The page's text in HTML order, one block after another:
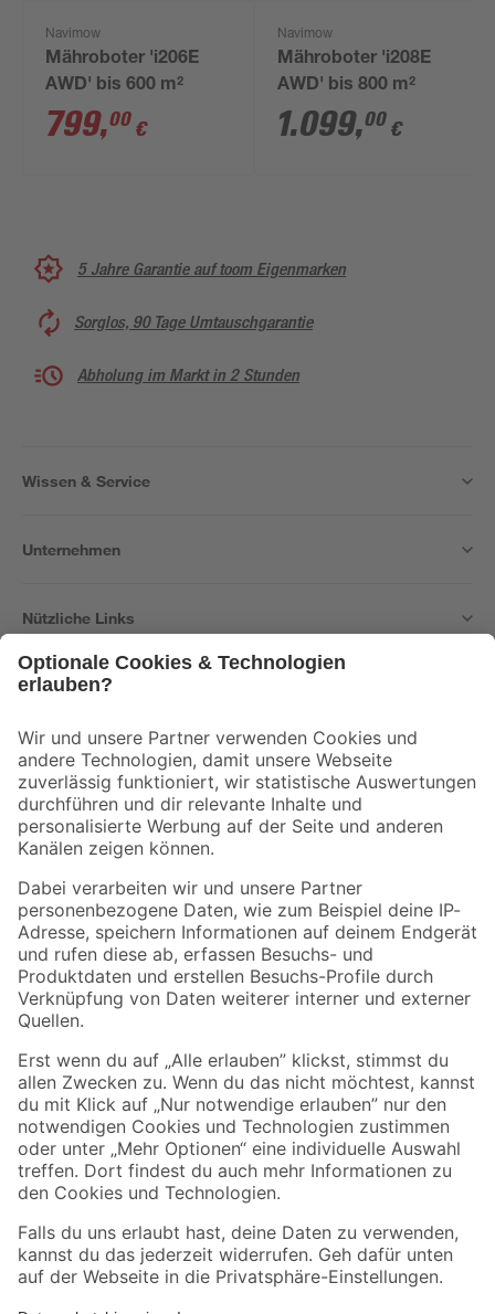
Navimow
Mähroboter 'i206E
AWD' bis 600 m²
799,00 €
Navimow
Mähroboter 'i208E
AWD' bis 800 m²
1.099,00 €
5 Jahre Garantie auf toom Eigenmarken
Sorglos, 90 Tage Umtauschgarantie
Abholung im Markt in 2 Stunden
Wissen & Service
Unternehmen
Nützliche Links
Der toom Newsletter: Keine Angebote und Aktionen mehr verpassen!
Zur Newsletter Anmeldung
Folge uns
Zahlungsarten Versandarten
Sicher einkaufen
Jetzt die toom-App herunterladen
Alle Preisangaben in EUR inkl. gesetzl. MwSt.. Die dargestellten Angebote sind unter
Umständen nicht in allen Märkten verfügbar. Die angegebenen Verfügbarkeiten beziehen
Produkte nur solange der Vorrat reicht.